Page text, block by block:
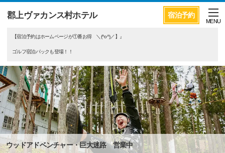
宿泊予約
郡上ヴァカンス村ホテル
MENU
【宿泊予約はホームページが①番お得 ＼(^o^)／】』
ゴルフ宿泊パックも登場！！
ウッドアドベンチャー・巨大迷路 営業中